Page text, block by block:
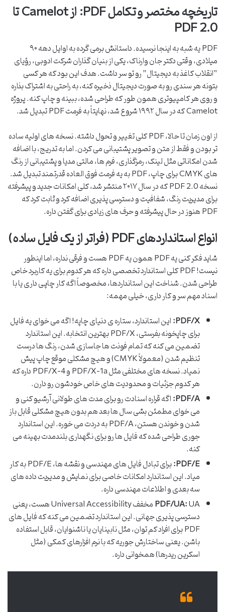
تاریخچه مختصر و تکامل PDF: از Camelot تا
PDF 2.0
PDF یه شبه به اینجا نرسیده. داستانش برمی گرده به اوایل دهه ۹۰
میلادی، وقتی دکتر جان وارناک، یکی از بنیان گذاران شرکت ادوبی، رؤیای
“انقلاب کاغذ به دیجیتال” رو تو سر داشت. هدف این بود که هر کسی
بتونه هر سندی رو به صورت دیجیتال ذخیره کنه، به راحتی به اشتراک بذاره
و روی هر کامپیوتری همون طور که طراحی شده، ببینه و چاپ کنه. پروژه
Camelot که در سال ۱۹۹۲ شروع شد، نهایتاً به فرمت PDF تبدیل شد.
از اون زمان تا حالا، PDF کلی تغییر و تحول داشته. نسخه های اولیه ساده
تر بودن و فقط از متن و تصویر پشتیبانی می کردن. اما به تدریج، با اضافه
شدن امکاناتی مثل لینک، رمزگذاری، فرم ها، مالتی مدیا و پشتیبانی از رنگ
های CMYK برای چاپ، PDF به یه فرمت فوق العاده قدرتمند تبدیل شد.
نسخه PDF 2.0 که در سال ۲۰۱۷ منتشر شد، کلی امکانات جدید و پیشرفته
برای مدیریت رنگ، شفافیت و دسترسی پذیری اضافه کرد و ثابت کرد که
PDF هنوز در حال پیشرفته و حرف های زیادی برای گفتن داره.
انواع استانداردهای PDF (فراتر از یک فایل ساده)
شاید فکر کنی یه PDF همون یه PDF هست و فرقی نداره، اما اینطور
نیست! PDF کلی استاندارد تخصصی داره که هر کدوم برای یه کاربرد خاص
طراحی شدن. شناخت این استانداردها، مخصوصاً اگه کار چاپی داری یا با
اسناد مهم سر و کار داری، خیلی مهمه:
PDF/X: این استاندارد، ستاره ی دنیای چاپه! اگه می خوای یه فایل
برای چاپخونه بفرستی، PDF/X بهترین انتخابه. این استاندارد
تضمین می کنه که تمام فونت ها جاسازی شدن، رنگ ها درست
تنظیم شدن (معمولاً CMYK) و هیچ مشکلی موقع چاپ پیش
نمیاد. نسخه های مختلفی مثل PDF/X-1a و PDF/X-4 داره که
هر کدوم جزئیات و محدودیت های خاص خودشون رو دارن.
PDF/A: اگه قراره اسنادت رو برای مدت های طولانی آرشیو کنی و
می خوای مطمئن بشی سال ها بعد هم بدون هیچ مشکلی قابل باز
شدن و خوندن هستن، PDF/A به دردت می خوره. این استاندارد
جوری طراحی شده که فایل ها رو برای نگهداری بلندمدت بهینه می
کنه.
PDF/E:
برای تبادل فایل های مهندسی و نقشه ها، PDF/E به کار
میاد. این استاندارد امکانات خاصی برای نمایش و مدیریت داده های
سه بعدی و اطلاعات مهندسی داره.
PDF/UA:
UA مخفف Universal Accessibility هست، یعنی
دسترسی پذیری جهانی. این استاندارد تضمین می کنه که فایل های
PDF برای افراد کم توان، مثل نابینایان یا ناشنوایان، قابل استفاده
باشن. یعنی ساختارش جوریه که با نرم افزارهای کمکی (مثل
اسکرین ریدرها) همخوانی داره.